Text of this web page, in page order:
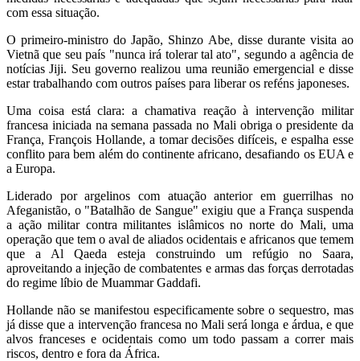
com essa situação.
O primeiro-ministro do Japão, Shinzo Abe, disse durante visita ao
Vietnã que seu país "nunca irá tolerar tal ato", segundo a agência de
notícias Jiji. Seu governo realizou uma reunião emergencial e disse
estar trabalhando com outros países para liberar os reféns japoneses.
Uma coisa está clara: a chamativa reação à intervenção militar
francesa iniciada na semana passada no Mali obriga o presidente da
França, François Hollande, a tomar decisões difíceis, e espalha esse
conflito para bem além do continente africano, desafiando os EUA e
a Europa.
Liderado por argelinos com atuação anterior em guerrilhas no
Afeganistão, o "Batalhão de Sangue" exigiu que a França suspenda
a ação militar contra militantes islâmicos no norte do Mali, uma
operação que tem o aval de aliados ocidentais e africanos que temem
que a Al Qaeda esteja construindo um refúgio no Saara,
aproveitando a injeção de combatentes e armas das forças derrotadas
do regime líbio de Muammar Gaddafi.
Hollande não se manifestou especificamente sobre o sequestro, mas
já disse que a intervenção francesa no Mali será longa e árdua, e que
alvos franceses e ocidentais como um todo passam a correr mais
riscos, dentro e fora da África.